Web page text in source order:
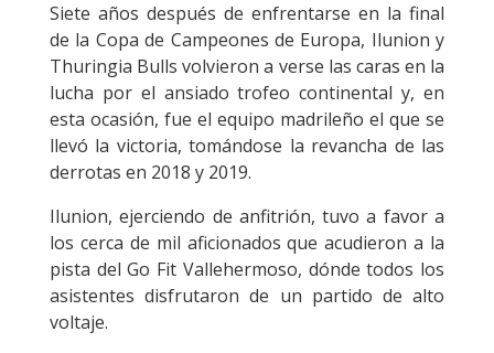
Siete años después de enfrentarse en la final
de la Copa de Campeones de Europa, Ilunion y
Thuringia Bulls volvieron a verse las caras en la
lucha por el ansiado trofeo continental y, en
esta ocasión, fue el equipo madrileño el que se
llevó la victoria, tomándose la revancha de las
derrotas en 2018 y 2019.
Ilunion, ejerciendo de anfitrión, tuvo a favor a
los cerca de mil aficionados que acudieron a la
pista del Go Fit Vallehermoso, dónde todos los
asistentes disfrutaron de un partido de alto
voltaje.